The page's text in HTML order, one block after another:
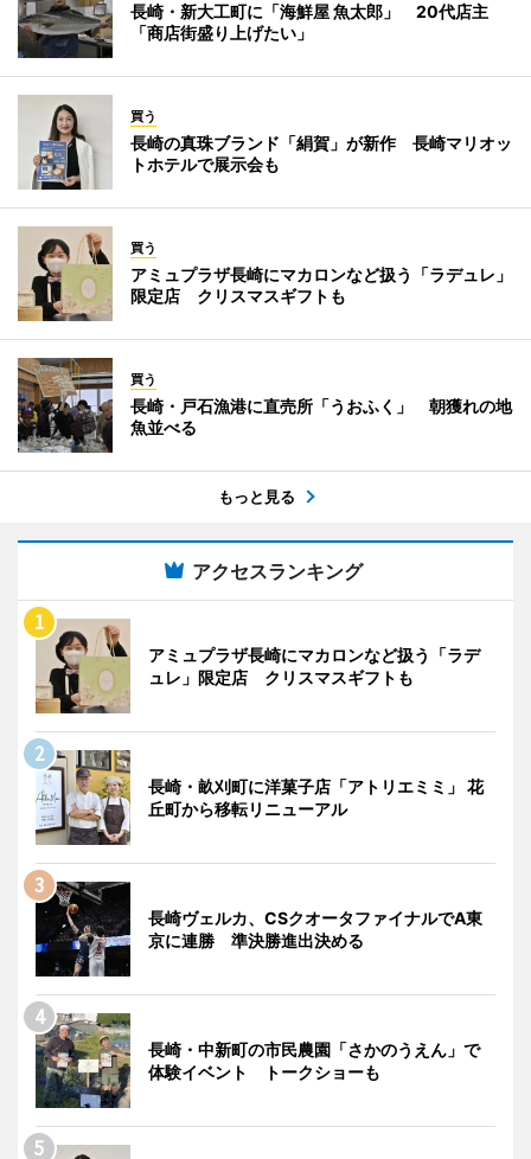
長崎・新大工町に「海鮮屋 魚太郎」 20代店主
「商店街盛り上げたい」
買う
長崎の真珠ブランド「絹賀」が新作 長崎マリオッ
トホテルで展示会も
買う
アミュプラザ長崎にマカロンなど扱う「ラデュレ」
限定店 クリスマスギフトも
買う
長崎・戸石漁港に直売所「うおふく」 朝獲れの地
魚並べる
もっと見る
アクセスランキング
アミュプラザ長崎にマカロンなど扱う「ラデ
ュレ」限定店 クリスマスギフトも
長崎・畝刈町に洋菓子店「アトリエミミ」 花
丘町から移転リニューアル
長崎ヴェルカ、CSクオータファイナルでA東
京に連勝 準決勝進出決める
長崎・中新町の市民農園「さかのうえん」で
体験イベント トークショーも